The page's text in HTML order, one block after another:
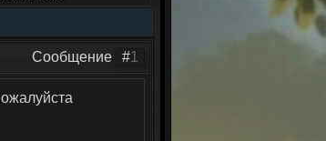
Сообщение #1